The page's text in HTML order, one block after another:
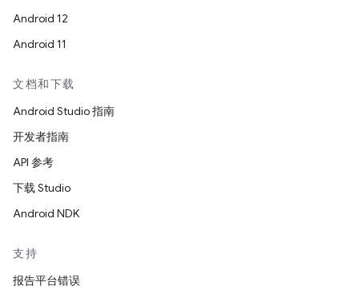
Android 12
Android 11
文档和下载
Android Studio 指南
开发者指南
API 参考
下载 Studio
Android NDK
支持
报告平台错误